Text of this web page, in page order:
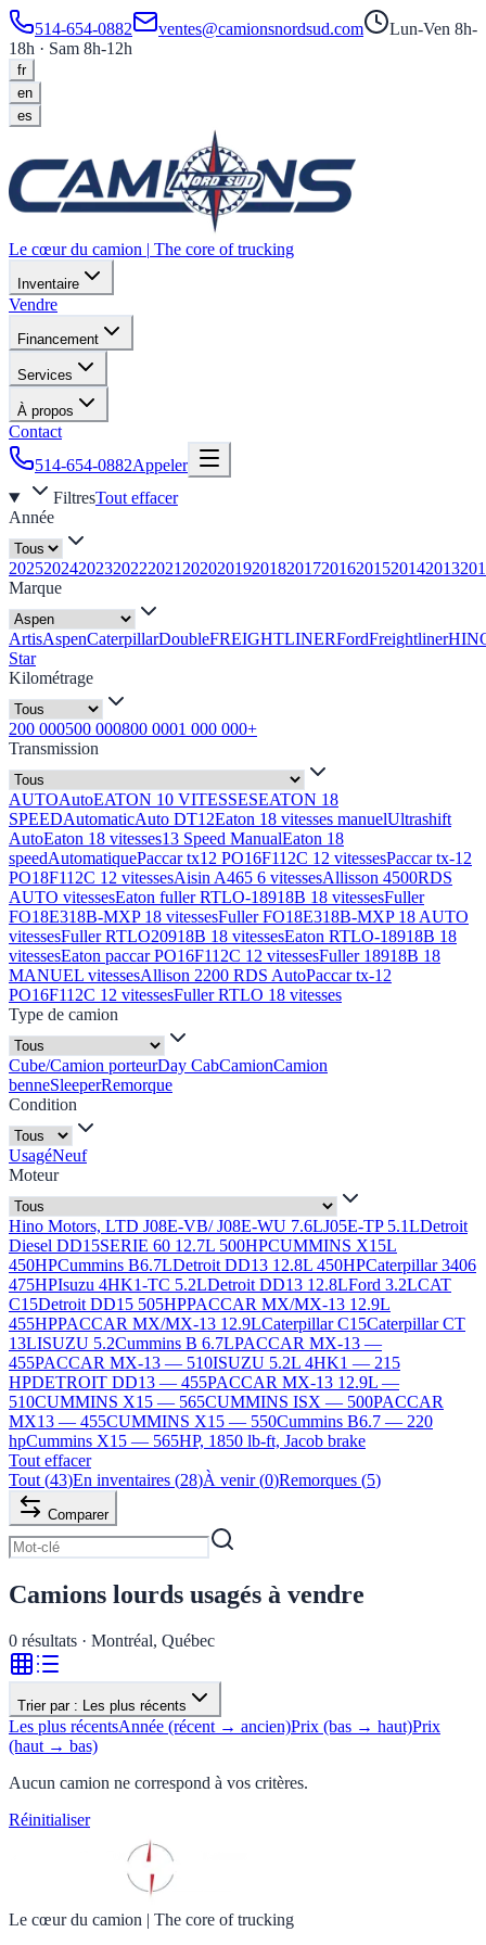
514-654-0882 ventes@camionsnordsud.com
Lun-Ven 8h-
18h · Sam 8h-12h
fr
en
es
Le cœur du camion | The core of trucking
Inventaire
Vendre
Financement
Services
À propos
Contact
514-654-0882Appeler
FiltresTout effacer
Année
20252024202320222021 20202019201820172016201520142013
Marque
ArtisAspenCaterpillarDoubleFREIGHTLINERFordFreightliner
Star
Kilométrage
200 000500 000800 0001 000 000+
Transmission
AUTOAutoEATON 10 VITESSESEATON 18
SPEEDAutomaticAuto DT12Eaton 18 vitesses manuelUltrashift
AutoEaton 18 vitesses13 Speed ManualEaton 18
speedAutomatiquePaccar tx12 PO16F112C 12 vitessesPaccar tx-12
PO18F112C 12 vitessesAisin A465 6 vitessesAllisson 4500RDS
AUTO vitessesEaton fuller RTLO-18918B 18 vitessesFuller
FO18E318B-MXP 18 vitessesFuller FO18E318B-MXP 18 AUTO
vitessesFuller RTLO20918B 18 vitessesEaton RTLO-18918B 18
vitessesEaton paccar PO16F112C 12 vitessesFuller 18918B 18
MANUEL vitessesAllison 2200 RDS AutoPaccar tx-12
PO16F112C 12 vitessesFuller RTLO 18 vitesses
Type de camion
Cube/Camion porteurDay CabCamionCamion
benneSleeperRemorque
Condition
UsagéNeuf
Moteur
Hino Motors, LTD J08E-VB/ J08E-WU 7.6LJ05E-TP 5.1LDetroit
Diesel DD15SERIE 60 12.7L 500HPCUMMINS X15L
450HPCummins B6.7LDetroit DD13 12.8L 450HPCaterpillar 3406
475HPIsuzu 4HK1-TC 5.2LDetroit DD13 12.8LFord 3.2LCAT
C15Detroit DD15 505HPPACCAR MX/MX-13 12.9L
455HPPACCAR MX/MX-13 12.9LCaterpillar C15Caterpillar CT
13LISUZU 5.2Cummins B 6.7LPACCAR MX-13 —
455PACCAR MX-13 — 510ISUZU 5.2L 4HK1 — 215
HPDETROIT DD13 — 455PACCAR MX-13 12.9L —
510CUMMINS X15 — 565CUMMINS ISX — 500PACCAR
MX13 — 455CUMMINS X15 — 550Cummins B6.7 — 220
hpCummins X15 — 565HP, 1850 lb-ft, Jacob brake
Tout effacer
Tout (43)En inventaires (28)À venir (0)Remorques (5)
Comparer
Camions lourds usagés à vendre
0 résultats · Montréal, Québec
Trier par : Les plus récents
Les plus récentsAnnée (récent → ancien)Prix (bas → haut)Prix
(haut → bas)
Aucun camion ne correspond à vos critères.
Réinitialiser
Le cœur du camion | The core of trucking